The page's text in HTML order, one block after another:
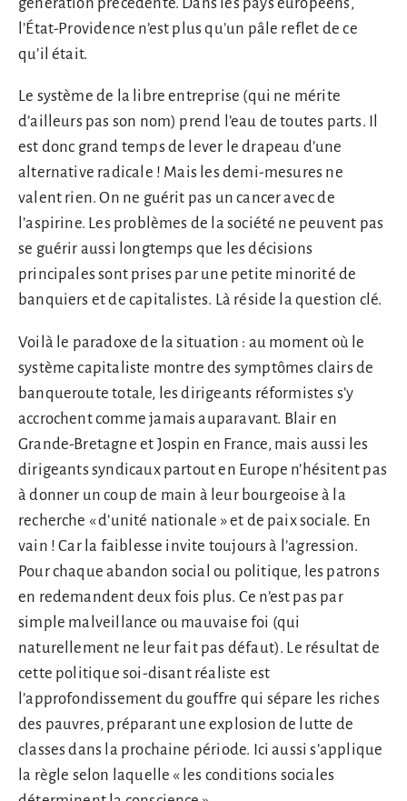
l’État-Providence n’est plus qu’un pâle reflet de ce
qu’il était.
Le système de la libre entreprise (qui ne mérite
d’ailleurs pas son nom) prend l’eau de toutes parts. Il
est donc grand temps de lever le drapeau d’une
alternative radicale ! Mais les demi-mesures ne
valent rien. On ne guérit pas un cancer avec de
l’aspirine. Les problèmes de la société ne peuvent pas
se guérir aussi longtemps que les décisions
principales sont prises par une petite minorité de
banquiers et de capitalistes. Là réside la question clé.
Voilà le paradoxe de la situation : au moment où le
système capitaliste montre des symptômes clairs de
banqueroute totale, les dirigeants réformistes s’y
accrochent comme jamais auparavant. Blair en
Grande-Bretagne et Jospin en France, mais aussi les
dirigeants syndicaux partout en Europe n’hésitent pas
à donner un coup de main à leur bourgeoise à la
recherche « d’unité nationale » et de paix sociale. En
vain ! Car la faiblesse invite toujours à l’agression.
Pour chaque abandon social ou politique, les patrons
en redemandent deux fois plus. Ce n’est pas par
simple malveillance ou mauvaise foi (qui
naturellement ne leur fait pas défaut). Le résultat de
cette politique soi-disant réaliste est
l’approfondissement du gouffre qui sépare les riches
des pauvres, préparant une explosion de lutte de
classes dans la prochaine période. Ici aussi s’applique
la règle selon laquelle « les conditions sociales